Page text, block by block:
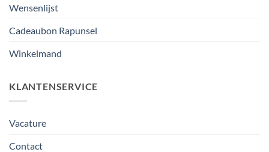
Wensenlijst
Cadeaubon Rapunsel
Winkelmand
KLANTENSERVICE
Vacature
Contact